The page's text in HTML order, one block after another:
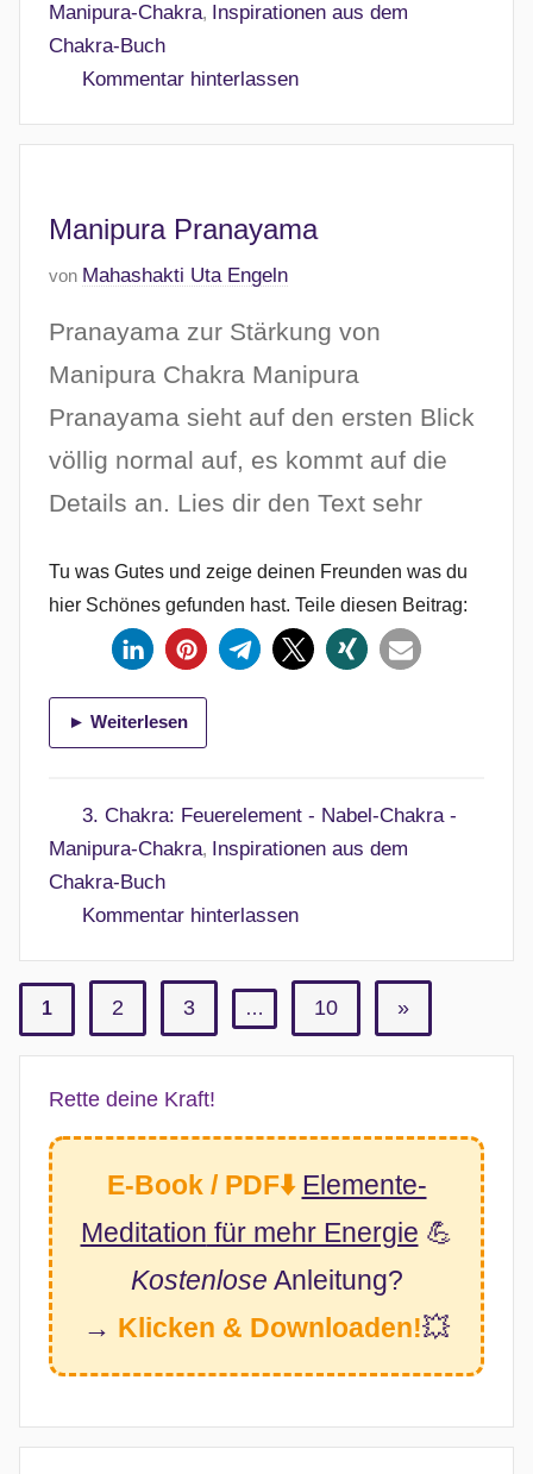
e
b
u
2
6
Manipura-Chakra, Inspirationen aus dem
Chakra-Buch
Kommentar hinterlassen
Manipura Pranayama
V
r
ö
f
e
c
a
r
0
2
6
von Mahashakti Uta Engeln
Pranayama zur Stärkung von
Manipura Chakra Manipura
Pranayama sieht auf den ersten Blick
völlig normal auf, es kommt auf die
Details an. Lies dir den Text sehr
Tu was Gutes und zeige deinen Freunden was du
hier Schönes gefunden hast. Teile diesen Beitrag:
► Weiterlesen
3. Chakra: Feuerelement - Nabel-Chakra -
Manipura-Chakra, Inspirationen aus dem
Chakra-Buch
Kommentar hinterlassen
Seitennummerierung
der
Beiträge
1 2 3 … 10
Nächste
Beiträge
»
Rette deine Kraft!
E-Book / PDF⬇️ Elemente-
Meditation für mehr Energie 💪
Kostenlose Anleitung?
→ Klicken & Downloaden!💥